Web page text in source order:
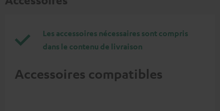
Les accessoires nécessaires sont compris
dans le contenu de livraison
Accessoires compatibles